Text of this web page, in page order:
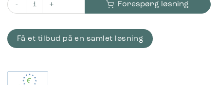
Bica Model 886 Affaldssortering 2x45 liter Løftelåg/åbent
Forespørg løsning
Få et tilbud på en samlet løsning